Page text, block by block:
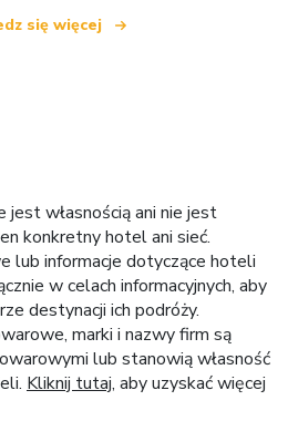
się więcej
własnością ani nie jest
konkretny hotel ani sieć.
lub informacje dotyczące hoteli
w celach informacyjnych, aby
destynacji ich podróży.
marki i nazwy firm są
lub stanowią własność
Kliknij tutaj, aby uzyskać więcej